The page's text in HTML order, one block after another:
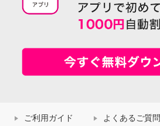
ご利用ガイド よくあるご質問